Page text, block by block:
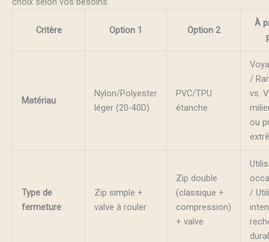
Critère Option 1 Option 2
À
Matériau
Nylon/Polyester
léger (20-40D)
PVC/TPU
étanche
/
vs.
ou
Type de
fermeture
Zip simple +
valve à rouler
Zip double
(classique +
compression)
+ valve
/